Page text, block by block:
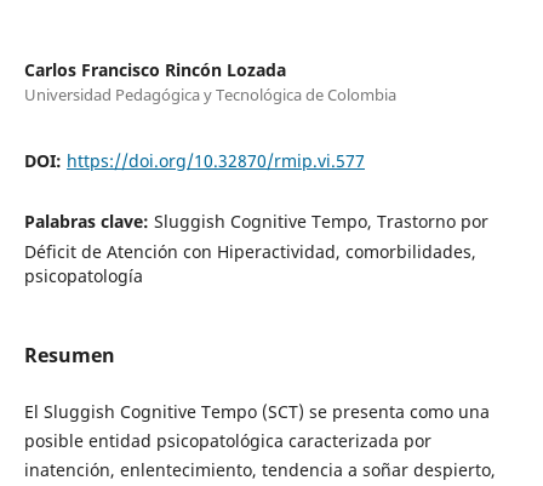
Carlos Francisco Rincón Lozada
Universidad Pedagógica y Tecnológica de Colombia
DOI: https://doi.org/10.32870/rmip.vi.577
Palabras clave: Sluggish Cognitive Tempo, Trastorno por
Déficit de Atención con Hiperactividad, comorbilidades,
psicopatología
Resumen
El Sluggish Cognitive Tempo (SCT) se presenta como una
posible entidad psicopatológica caracterizada por
inatención, enlentecimiento, tendencia a soñar despierto,